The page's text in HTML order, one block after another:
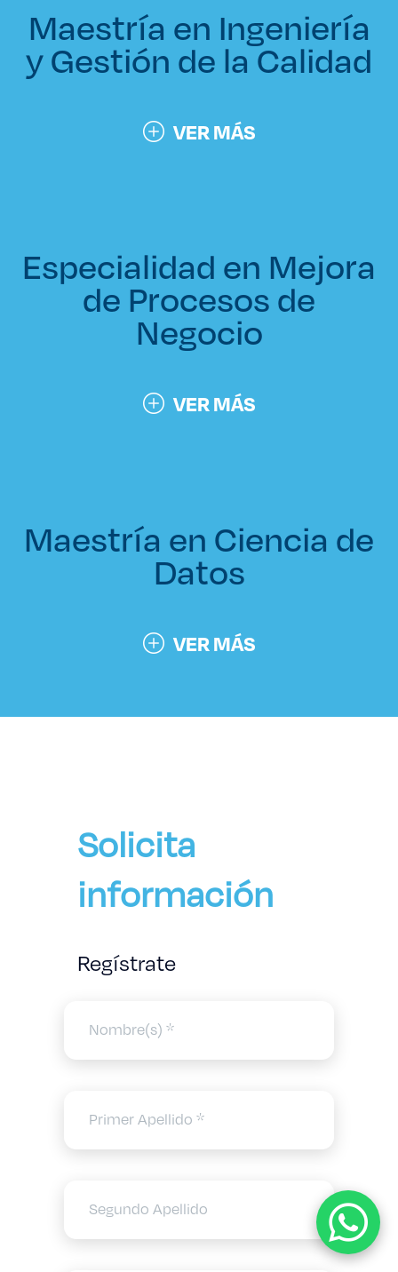
Maestría en Ingeniería
y Gestión de la Calidad
VER MÁS
Especialidad en Mejora
de Procesos de
Negocio
VER MÁS
Maestría en Ciencia de
Datos
VER MÁS
Solicita
información
Regístrate